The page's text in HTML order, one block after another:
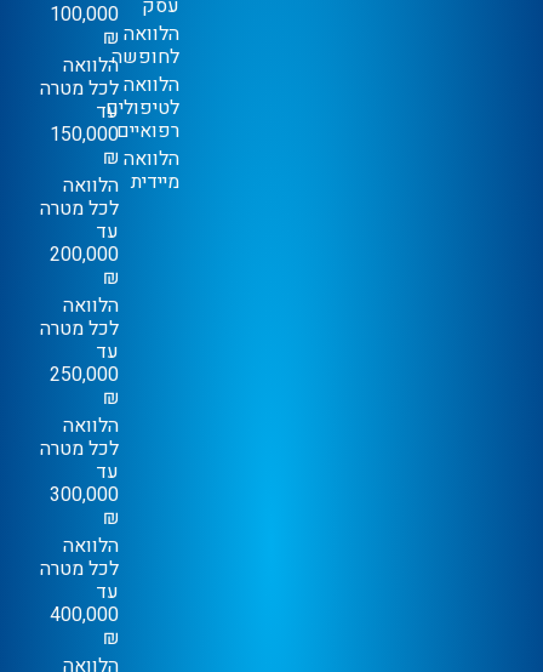
עסק
הלוואה
לחופשה
הלוואה
לטיפולים
רפואיים
הלוואה
מיידית
100,000
₪
הלוואה
לכל מטרה
עד
150,000
₪
הלוואה
לכל מטרה
עד
200,000
₪
הלוואה
לכל מטרה
עד
250,000
₪
הלוואה
לכל מטרה
עד
300,000
₪
הלוואה
לכל מטרה
עד
400,000
₪
הלוואה